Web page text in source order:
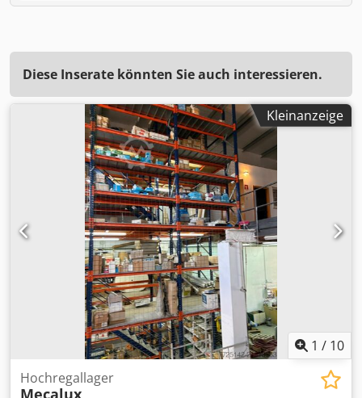
Diese Inserate könnten Sie auch interessieren.
Kleinanzeige
1 / 10
Hochregallager